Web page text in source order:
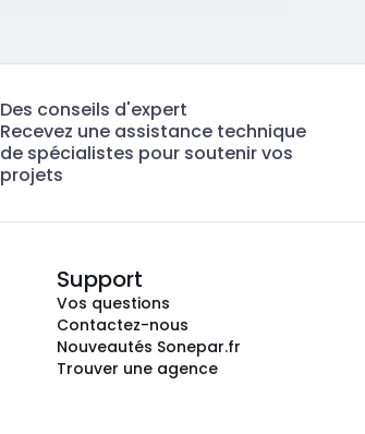
Des conseils d'expert
Recevez une assistance technique
de spécialistes pour soutenir vos
projets
Support
Vos questions
Contactez-nous
Nouveautés Sonepar.fr
Trouver une agence